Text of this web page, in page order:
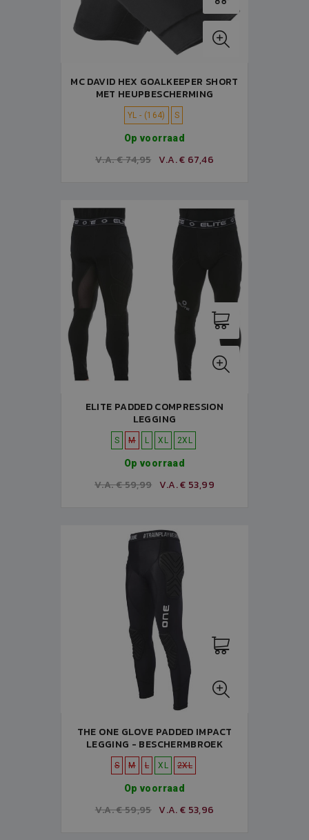
MC DAVID HEX GOALKEEPER SHORT
MET HEUPBESCHERMING
YL - (164) S
Op voorraad
V.A. € 74,95 V.A. € 67,46
ELITE PADDED COMPRESSION
LEGGING
S M L XL 2XL
Op voorraad
V.A. € 59,99 V.A. € 53,99
THE ONE GLOVE PADDED IMPACT
LEGGING - BESCHERMBROEK
S M L XL 2XL
Op voorraad
V.A. € 59,95 V.A. € 53,96